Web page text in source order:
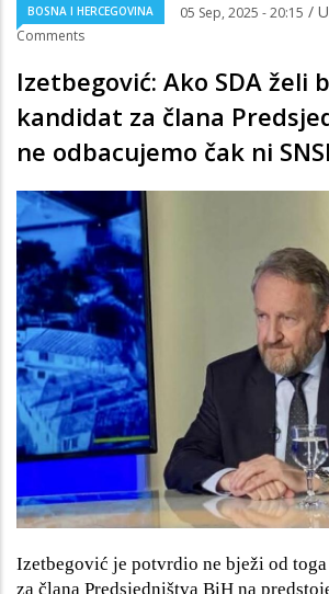
BOSNA I HERCEGOVINA 05 Sep, 2025 - 20:15 /
Comments
Izetbegović: Ako SDA želi
kandidat za člana
ne odbacujemo čak ni
Izetbegović je potvrdio ne bježi od
za člana Predsjedništva BiH na